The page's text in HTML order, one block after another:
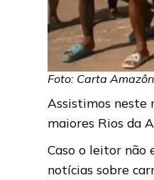
Foto: Carta
Assistimos neste
maiores Rios da
Caso o leitor não
notícias sobre